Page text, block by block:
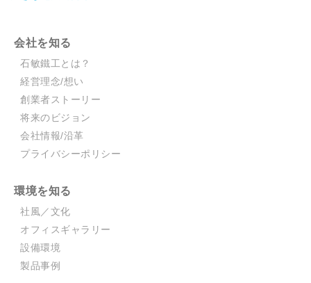
会社を知る
石敏鐵工とは？
経営理念/想い
創業者ストーリー
将来のビジョン
会社情報/沿革
プライバシーポリシー
環境を知る
社風／文化
オフィスギャラリー
設備環境
製品事例